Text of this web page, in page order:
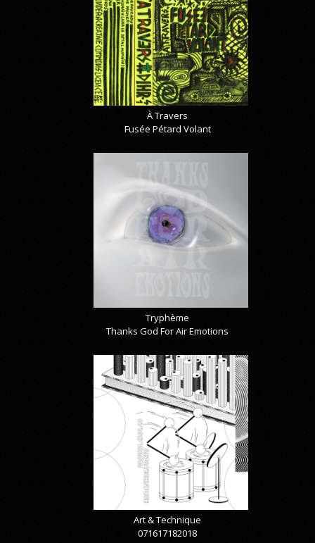
À Travers
Fusée Pétard Volant
Tryphème
Thanks God For Air Emotions
Art & Technique
071617182018